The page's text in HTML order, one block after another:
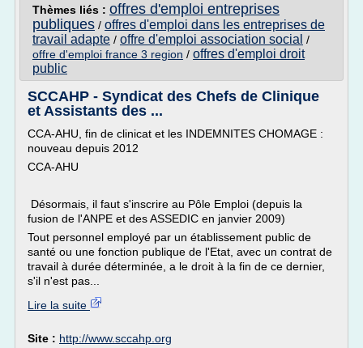
Thèmes liés : offres d'emploi entreprises
publiques / offres d'emploi dans les entreprises de
travail adapte / offre d'emploi association social /
offre d'emploi france 3 region / offres d'emploi droit
public
SCCAHP - Syndicat des Chefs de Clinique
et Assistants des ...
CCA-AHU, fin de clinicat et les INDEMNITES CHOMAGE :
nouveau depuis 2012
CCA-AHU
Désormais, il faut s'inscrire au Pôle Emploi (depuis la
fusion de l'ANPE et des ASSEDIC en janvier 2009)
Tout personnel employé par un établissement public de
santé ou une fonction publique de l'Etat, avec un contrat de
travail à durée déterminée, a le droit à la fin de ce dernier,
s'il n'est pas...
Lire la suite
Site : http://www.sccahp.org